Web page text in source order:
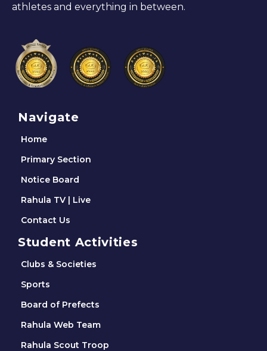
athletes and everything in between.
Navigate
Home
Primary Section
Notice Board
Rahula TV | Live
Contact Us
Student Activities
Clubs & Societies
Sports
Board of Prefects
Rahula Web Team
Rahula Scout Troop